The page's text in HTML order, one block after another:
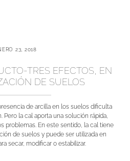
23, 2018
TRES EFECTOS, EN
DE SUELOS
de arcilla en los suelos dificulta
Pero la cal aporta una solución rápida,
problemas. En este sentido, la cal tiene
de suelos y puede ser utilizada en
secar, modificar o estabilizar.